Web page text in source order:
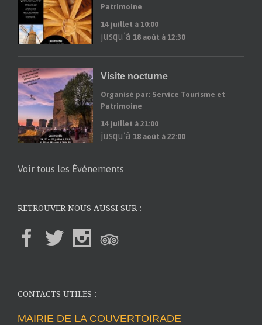
Patrimoine
14 juillet à 10:00
jusqu’à 18 août à 12:30
Visite nocturne
Organisé par: Service Tourisme et
Patrimoine
14 juillet à 21:00
jusqu’à 18 août à 22:00
Voir tous les Événements
RETROUVER NOUS AUSSI SUR :
CONTACTS UTILES :
MAIRIE DE LA COUVERTOIRADE